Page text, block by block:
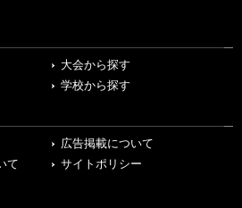
大会から探す
学校から探す
広告掲載について
て
サイトポリシー